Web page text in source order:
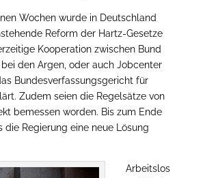
Wochen wurde in Deutschland
Reform der Hartz-Gesetze
Kooperation zwischen Bund
den Argen, oder auch Jobcenter
Bundesverfassungsgericht für
Zudem seien die Regelsätze von
bemessen worden. Bis zum Ende
die Regierung eine neue Lösung
Arbeitslos